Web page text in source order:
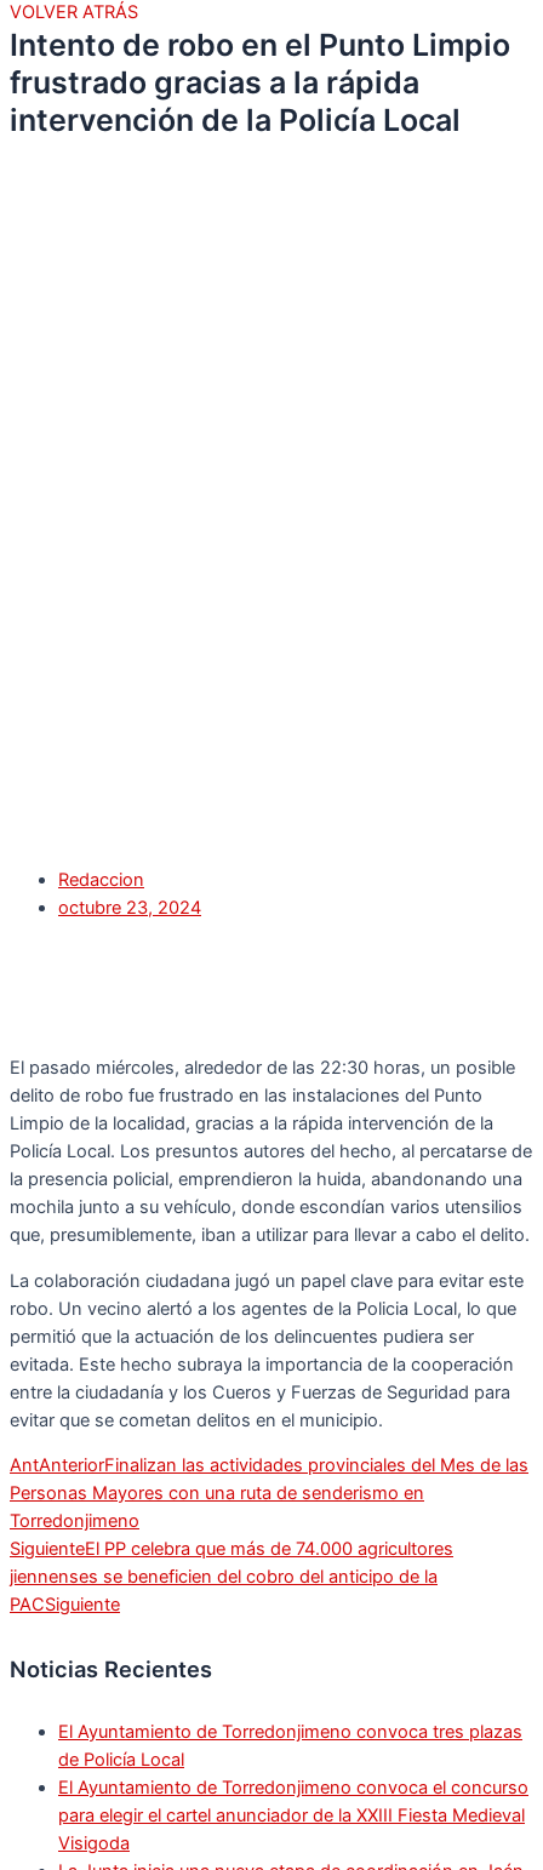
VOLVER ATRÁS
Intento de robo en el Punto Limpio
frustrado gracias a la rápida
intervención de la Policía Local
Redaccion
octubre 23, 2024
El pasado miércoles, alrededor de las 22:30 horas, un posible
delito de robo fue frustrado en las instalaciones del Punto
Limpio de la localidad, gracias a la rápida intervención de la
Policía Local. Los presuntos autores del hecho, al percatarse de
la presencia policial, emprendieron la huida, abandonando una
mochila junto a su vehículo, donde escondían varios utensilios
que, presumiblemente, iban a utilizar para llevar a cabo el delito.
La colaboración ciudadana jugó un papel clave para evitar este
robo. Un vecino alertó a los agentes de la Policia Local, lo que
permitió que la actuación de los delincuentes pudiera ser
evitada. Este hecho subraya la importancia de la cooperación
entre la ciudadanía y los Cueros y Fuerzas de Seguridad para
evitar que se cometan delitos en el municipio.
AntAnteriorFinalizan las actividades provinciales del Mes de las
Personas Mayores con una ruta de senderismo en
Torredonjimeno
SiguienteEl PP celebra que más de 74.000 agricultores
jiennenses se beneficien del cobro del anticipo de la
PACSiguiente
Noticias Recientes
El Ayuntamiento de Torredonjimeno convoca tres plazas
de Policía Local
El Ayuntamiento de Torredonjimeno convoca el concurso
para elegir el cartel anunciador de la XXIII Fiesta Medieval
Visigoda